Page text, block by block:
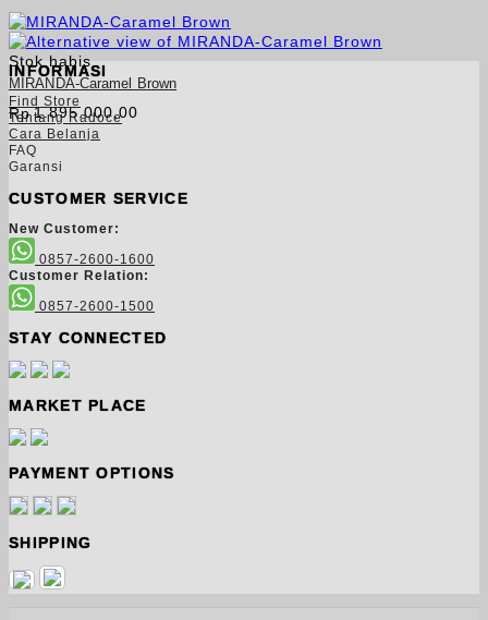
Stok habis
MIRANDA-Caramel Brown
Rp1.895.000,00
INFORMASI
Find Store
Tentang Radoce
Cara Belanja
FAQ
Garansi
CUSTOMER SERVICE
New Customer:
0857-2600-1600
Customer Relation:
0857-2600-1500
STAY CONNECTED
MARKET PLACE
PAYMENT OPTIONS
SHIPPING